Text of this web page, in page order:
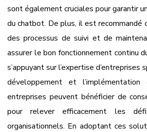
sont également cruciales pour garantir
du chatbot. De plus, il est recommandé
des processus de suivi et de
assurer le bon fonctionnement continu
s’appuyant sur l’expertise d’entreprises
développement et
entreprises peuvent bénéficier de
pour relever efficacement les
organisationnels. En adoptant ces